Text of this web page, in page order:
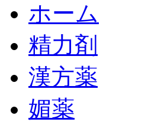
ホーム
精力剤
漢方薬
媚薬